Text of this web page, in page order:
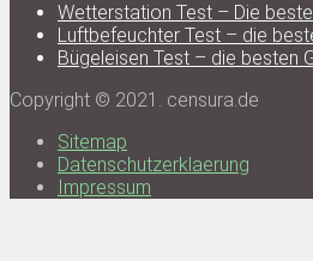
Wetterstation Test – Die
Luftbefeuchter Test – die
Bügeleisen Test – die besten
Copyright © 2021. censura.de
Sitemap
Datenschutzerklaerung
Impressum